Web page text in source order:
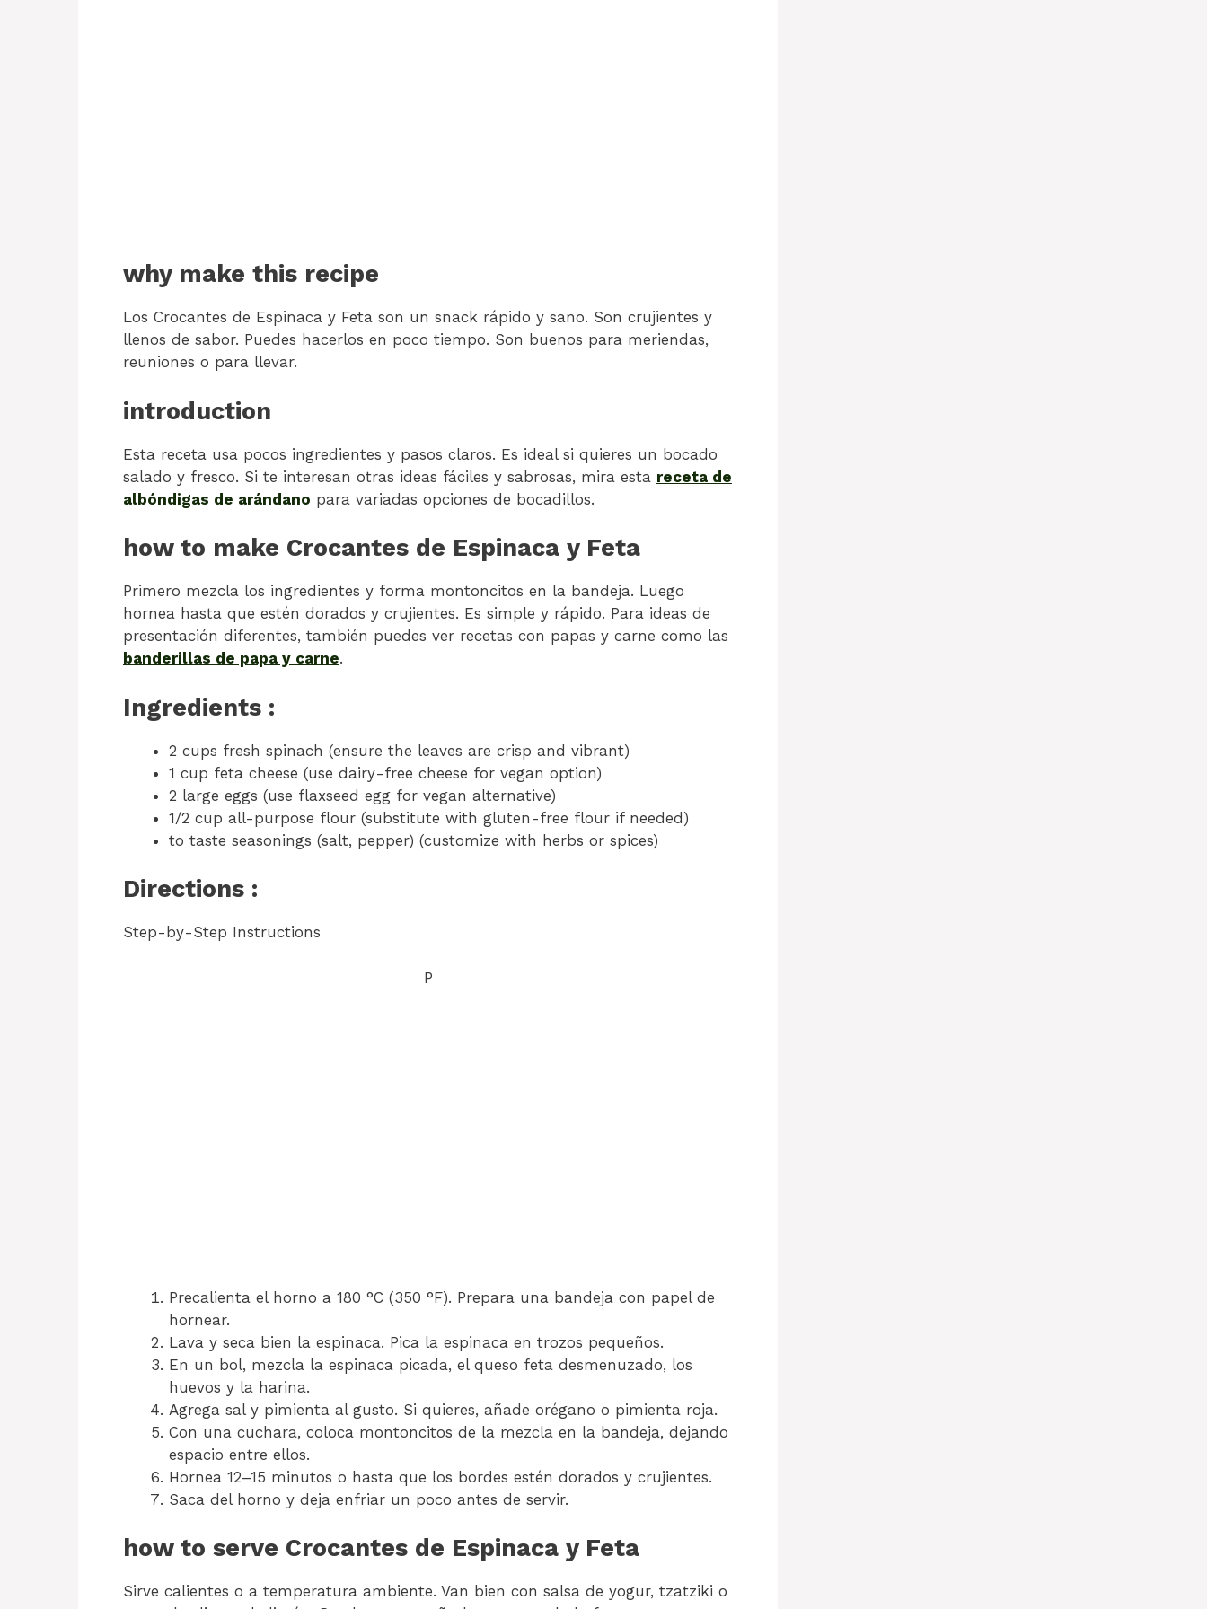
why make this recipe
Los Crocantes de Espinaca y Feta son un snack rápido y sano. Son crujientes y
llenos de sabor. Puedes hacerlos en poco tiempo. Son buenos para meriendas,
reuniones o para llevar.
introduction
Esta receta usa pocos ingredientes y pasos claros. Es ideal si quieres un bocado
salado y fresco. Si te interesan otras ideas fáciles y sabrosas, mira esta receta de
albóndigas de arándano para variadas opciones de bocadillos.
how to make Crocantes de Espinaca y Feta
Primero mezcla los ingredientes y forma montoncitos en la bandeja. Luego
hornea hasta que estén dorados y crujientes. Es simple y rápido. Para ideas de
presentación diferentes, también puedes ver recetas con papas y carne como las
banderillas de papa y carne.
Ingredients :
2 cups fresh spinach (ensure the leaves are crisp and vibrant)
1 cup feta cheese (use dairy-free cheese for vegan option)
2 large eggs (use flaxseed egg for vegan alternative)
1/2 cup all-purpose flour (substitute with gluten-free flour if needed)
to taste seasonings (salt, pepper) (customize with herbs or spices)
Directions :
Step-by-Step Instructions
P
Precalienta el horno a 180 °C (350 °F). Prepara una bandeja con papel de
hornear.
Lava y seca bien la espinaca. Pica la espinaca en trozos pequeños.
En un bol, mezcla la espinaca picada, el queso feta desmenuzado, los
huevos y la harina.
Agrega sal y pimienta al gusto. Si quieres, añade orégano o pimienta roja.
Con una cuchara, coloca montoncitos de la mezcla en la bandeja, dejando
espacio entre ellos.
Hornea 12–15 minutos o hasta que los bordes estén dorados y crujientes.
Saca del horno y deja enfriar un poco antes de servir.
how to serve Crocantes de Espinaca y Feta
Sirve calientes o a temperatura ambiente. Van bien con salsa de yogur, tzatziki o